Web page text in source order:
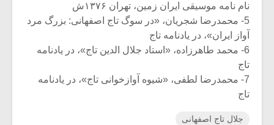
نام نامه موسیقی ایران زمین، تهران ۱۳۷۶ش
5- محمدرضا شجریان، «در سوگ تاج اصفهانی: بزرگ مرد
آواز ایران»، در یادنامه تاج
6- محمد طاهرزاده، «استاد جلال الدین تاج»، در یادنامه
تاج
7- محمدرضا لطفی، «شیوه آوازخوانی تاج»، در یادنامه
تاج
جلال تاج اصفهانی